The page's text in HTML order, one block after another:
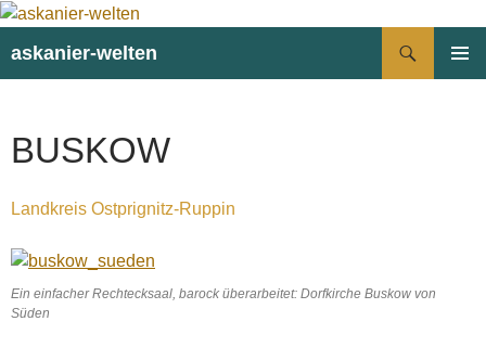
askanier-welten
BUSKOW
Landkreis Ostprignitz-Ruppin
Ein einfacher Rechtecksaal, barock überarbeitet: Dorfkirche Buskow von
Süden